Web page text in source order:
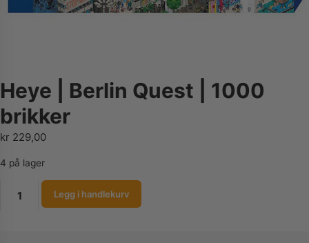
Heye | Berlin Quest | 1000
brikker
kr 229,00
4 på lager
Legg i handlekurv